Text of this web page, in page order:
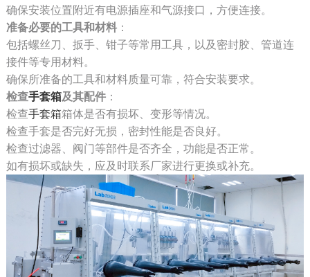
确保安装位置附近有电源插座和气源接口，方便连接。
准备必要的工具和材料：
包括螺丝刀、扳手、钳子等常用工具，以及密封胶、管道连
接件等专用材料。
确保所准备的工具和材料质量可靠，符合安装要求。
检查手套箱及其配件：
检查手套箱箱体是否有损坏、变形等情况。
检查手套是否完好无损，密封性能是否良好。
检查过滤器、阀门等部件是否齐全，功能是否正常。
如有损坏或缺失，应及时联系厂家进行更换或补充。